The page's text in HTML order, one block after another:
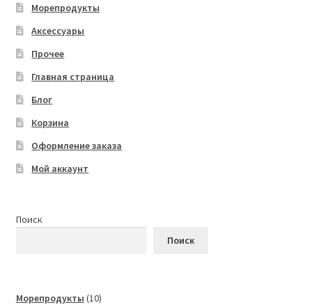
Морепродукты
Аксессуары
Прочее
Главная страница
Блог
Корзина
Оформление заказа
Мой аккаунт
Поиск
Поиск
Морепродукты 1010